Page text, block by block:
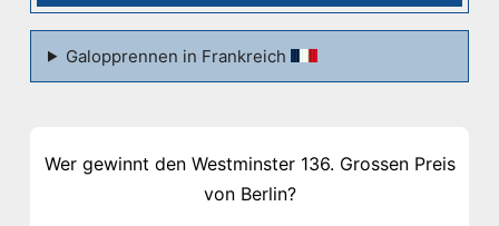
Galopprennen in Frankreich
Wer gewinnt den Westminster 136. Grossen Preis
von Berlin?